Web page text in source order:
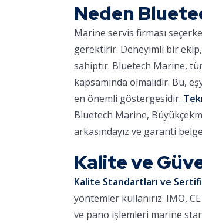
Neden
Marine servis firması
gerektirir. Deneyimli bir
sahiptir. Bluetech Marine,
kapsamında olmalıdır. Bu,
en önemli göstergesidir.
Bluetech Marine,
arkasındayız ve garanti
Kalite ve
Kalite Standartları ve
yöntemler kullanırız. IMO,
ve pano işlemleri marine